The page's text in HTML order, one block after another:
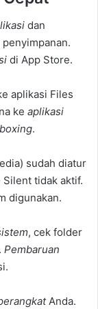
dan
di App Store.
aplikasi Files
ke aplikasi
.
sudah diatur
Silent tidak aktif.
digunakan.
, cek folder
Pembaruan
Anda.